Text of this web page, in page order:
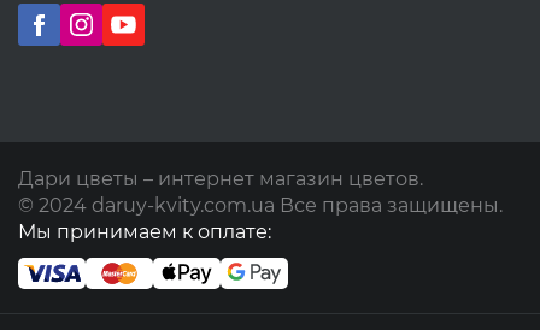
Дари цветы – интернет магазин цветов.
© 2024 daruy-kvity.com.ua Все права защищены.
Мы принимаем к оплате: